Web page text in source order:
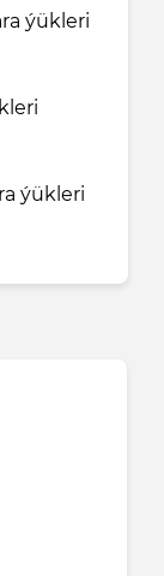
ýükleri
ýükleri